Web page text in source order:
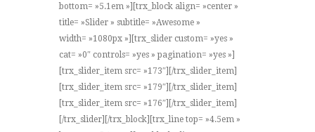
bottom= »5.1em »][trx_block align= »center »
title= »Slider » subtitle= »Awesome »
width= »1080px »][trx_slider custom= »yes »
cat= »0″ controls= »yes » pagination= »yes »]
[trx_slider_item src= »173″][/trx_slider_item]
[trx_slider_item src= »179″][/trx_slider_item]
[trx_slider_item src= »176″][/trx_slider_item]
[/trx_slider][/trx_block][trx_line top= »4.5em »